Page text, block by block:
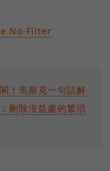
No-Filter
！馬斯克一句話解
刪除沒益處的繁瑣